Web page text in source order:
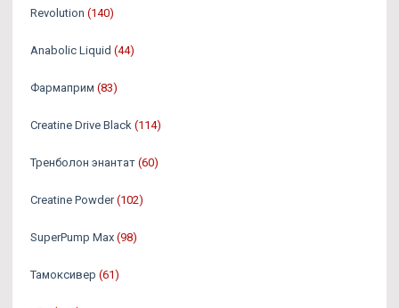
Revolution (140)
Anabolic Liquid (44)
Фармаприм (83)
Creatine Drive Black (114)
Тренболон энантат (60)
Creatine Powder (102)
SuperPump Max (98)
Тамоксивер (61)